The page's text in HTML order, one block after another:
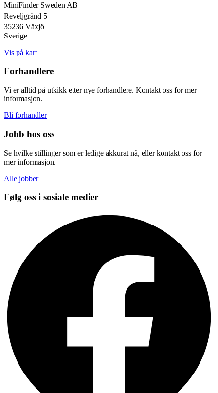
MiniFinder Sweden AB
Reveljgränd 5
35236 Växjö
Sverige
Vis på kart
Forhandlere
Vi er alltid på utkikk etter nye forhandlere. Kontakt oss for mer
informasjon.
Bli forhandler
Jobb hos oss
Se hvilke stillinger som er ledige akkurat nå, eller kontakt oss for
mer informasjon.
Alle jobber
Følg oss i sosiale medier